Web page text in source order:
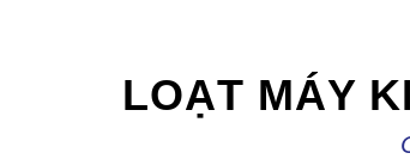
LOẠT MÁY